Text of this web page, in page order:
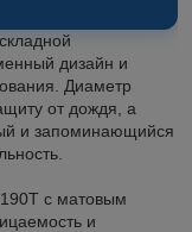
дизайн и
Диаметр
от дождя, а
и запоминающийся
с матовым
и